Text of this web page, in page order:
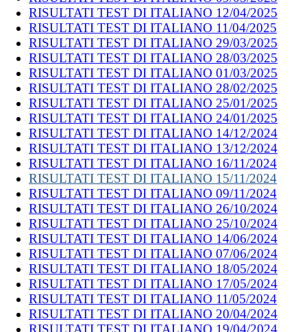
RISULTATI TEST DI ITALIANO 12/04/2025
RISULTATI TEST DI ITALIANO 11/04/2025
RISULTATI TEST DI ITALIANO 29/03/2025
RISULTATI TEST DI ITALIANO 28/03/2025
RISULTATI TEST DI ITALIANO 01/03/2025
RISULTATI TEST DI ITALIANO 28/02/2025
RISULTATI TEST DI ITALIANO 25/01/2025
RISULTATI TEST DI ITALIANO 24/01/2025
RISULTATI TEST DI ITALIANO 14/12/2024
RISULTATI TEST DI ITALIANO 13/12/2024
RISULTATI TEST DI ITALIANO 16/11/2024
RISULTATI TEST DI ITALIANO 15/11/2024
RISULTATI TEST DI ITALIANO 09/11/2024
RISULTATI TEST DI ITALIANO 26/10/2024
RISULTATI TEST DI ITALIANO 25/10/2024
RISULTATI TEST DI ITALIANO 14/06/2024
RISULTATI TEST DI ITALIANO 07/06/2024
RISULTATI TEST DI ITALIANO 18/05/2024
RISULTATI TEST DI ITALIANO 17/05/2024
RISULTATI TEST DI ITALIANO 11/05/2024
RISULTATI TEST DI ITALIANO 20/04/2024
RISULTATI TEST DI ITALIANO 19/04/2024